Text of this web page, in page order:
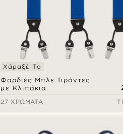
Φαρδιές Μπλε Τιράντες
με Κλιπάκια
Χάραξέ Το
27 ΧΡΏΜΑΤΑ